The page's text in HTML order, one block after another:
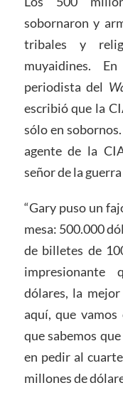
sobornaron y
tribales y
muyaidines.
periodista del
escribió que la
sólo en
agente de la
señor de la
“Gary puso un
mesa: 500.000
de billetes de
impresionante
dólares, la
aquí, que
que sabemos
en pedir al
millones de